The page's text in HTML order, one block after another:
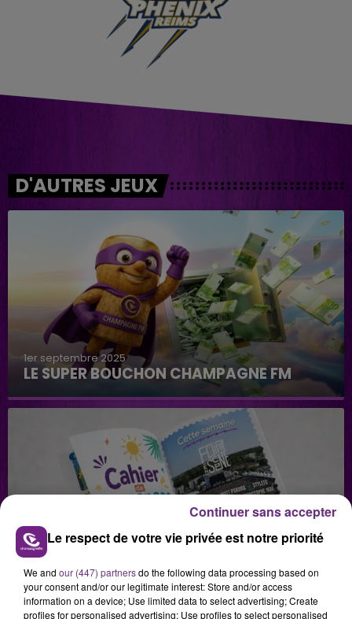
D'AUTRES JEUX
1er septembre 2025
LE SUPER BOUCHON CHAMPAGNE FM
29 juillet 2026
GAGNEZ VOS INVITATIONS VIP POUR LES
CONCERTS DE FOIRE EN SCÈNE 2026
Le respect de votre vie privée est notre priorité
We and our (447) partnersdo the following data processing based on
your consent and/or our legitimate interest: Store and/or access
information on a device; Use limited data to select advertising; Create
profiles for personalised advertising; Use profiles to select personalised
Continuer sans accepter